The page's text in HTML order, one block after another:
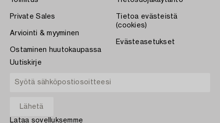
Private Sales
Arviointi & myyminen
Ostaminen huutokaupassa
Tietoa evästeistä
(cookies)
Evästeasetukset
Uutiskirje
Lataa sovelluksemme